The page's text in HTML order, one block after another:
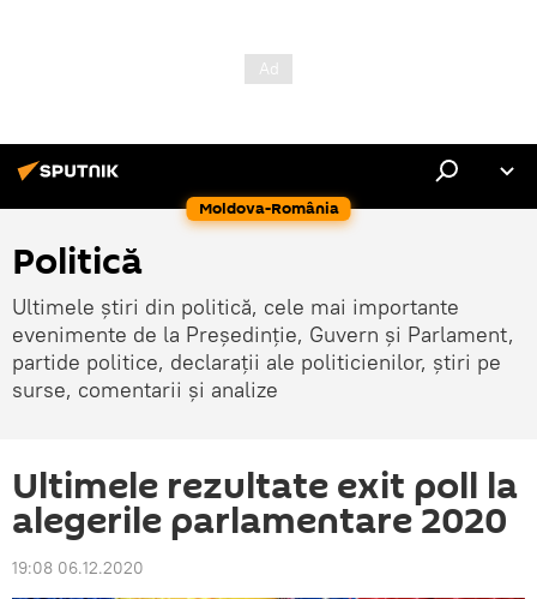
Moldova-România
Politică
Ultimele știri din politică, cele mai importante
evenimente de la Președinție, Guvern și Parlament,
partide politice, declarații ale politicienilor, știri pe
surse, comentarii și analize
Ultimele rezultate exit poll la
alegerile parlamentare 2020
19:08 06.12.2020